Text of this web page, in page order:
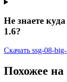
Не знаете
1.6?
Скачать ssg-08-
Похожее